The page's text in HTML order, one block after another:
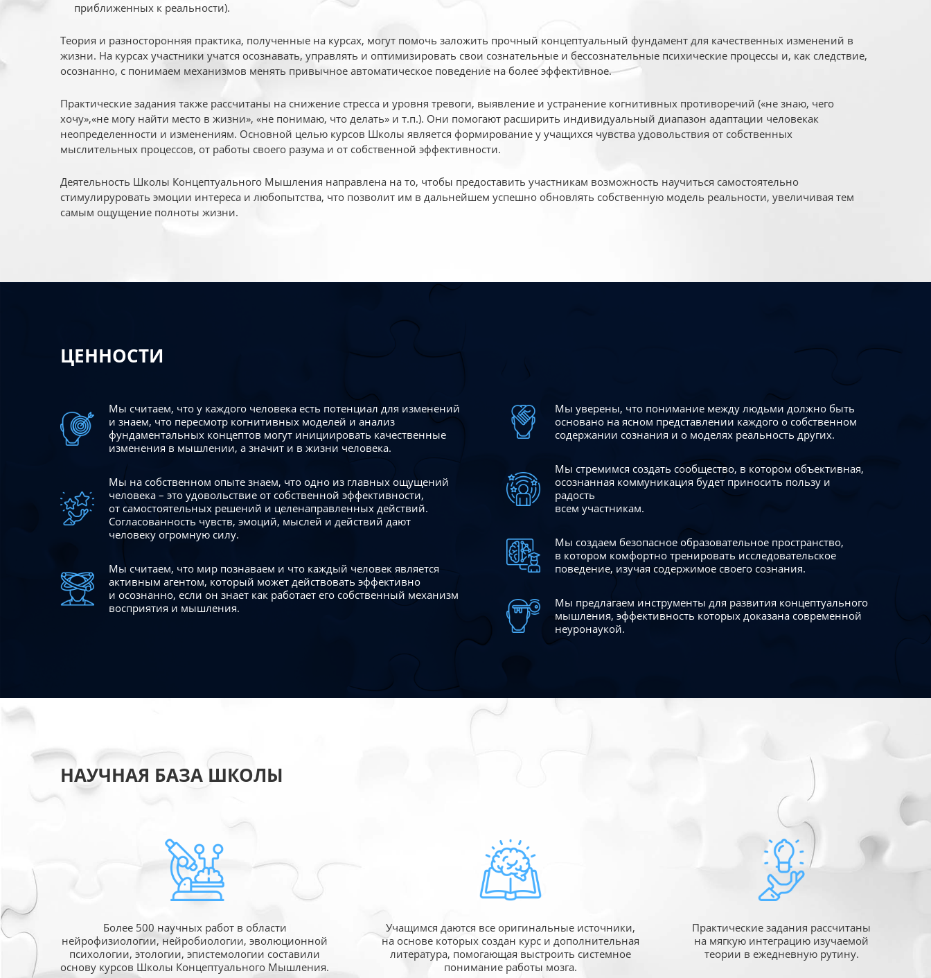
приближенных к реальности).
Теория и разносторонняя практика, полученные на курсах, могут помочь заложить прочный концептуальный фундамент для качественных изменений в
жизни. На курсах участники учатся осознавать, управлять и оптимизировать свои сознательные и бессознательные психические процессы и, как следствие,
осознанно, с понимаем механизмов менять привычное автоматическое поведение на более эффективное.
Практические задания также рассчитаны на снижение стресса и уровня тревоги, выявление и устранение когнитивных противоречий («не знаю, чего
хочу»,«не могу найти место в жизни», «не понимаю, что делать» и т.п.). Они помогают расширить индивидуальный диапазон адаптации человекак
неопределенности и изменениям. Основной целью курсов Школы является формирование у учащихся чувства удовольствия от собственных
мыслительных процессов, от работы своего разума и от собственной эффективности.
Деятельность Школы Концептуального Мышления направлена на то, чтобы предоставить участникам возможность научиться самостоятельно
стимулируровать эмоции интереса и любопытства, что позволит им в дальнейшем успешно обновлять собственную модель реальности, увеличивая тем
самым ощущение полноты жизни.
ЦЕННОСТИ
Мы считаем, что у каждого человека есть потенциал для изменений
и знаем, что пересмотр когнитивных моделей и анализ
фундаментальных концептов могут инициировать качественные
изменения в мышлении, а значит и в жизни человека.
Мы на собственном опыте знаем, что одно из главных ощущений
человека – это удовольствие от собственной эффективности,
от самостоятельных решений и целенаправленных действий.
Согласованность чувств, эмоций, мыслей и действий дают
человеку огромную силу.
Мы считаем, что мир познаваем и что каждый человек является
активным агентом, который может действовать эффективно
и осознанно, если он знает как работает его собственный механизм
восприятия и мышления.
Мы уверены, что понимание между людьми должно быть
основано на ясном представлении каждого о собственном
содержании сознания и о моделях реальность других.
Мы стремимся создать сообщество, в котором объективная,
осознанная коммуникация будет приносить пользу и
радость
всем участникам.
Мы создаем безопасное образовательное пространство,
в котором комфортно тренировать исследовательское
поведение, изучая содержимое своего сознания.
Мы предлагаем инструменты для развития концептуального
мышления, эффективность которых доказана современной
неуронаукой.
НАУЧНАЯ БАЗА ШКОЛЫ
Более 500 научных работ в области
нейрофизиологии, нейробиологии, эволюционной
психологии, этологии, эпистемологии составили
основу курсов Школы Концептуального Мышления.
Учащимся даются все оригинальные источники,
на основе которых создан курс и дополнительная
литература, помогающая выстроить системное
понимание работы мозга.
Практические задания рассчитаны
на мягкую интеграцию изучаемой
теории в ежедневную рутину.